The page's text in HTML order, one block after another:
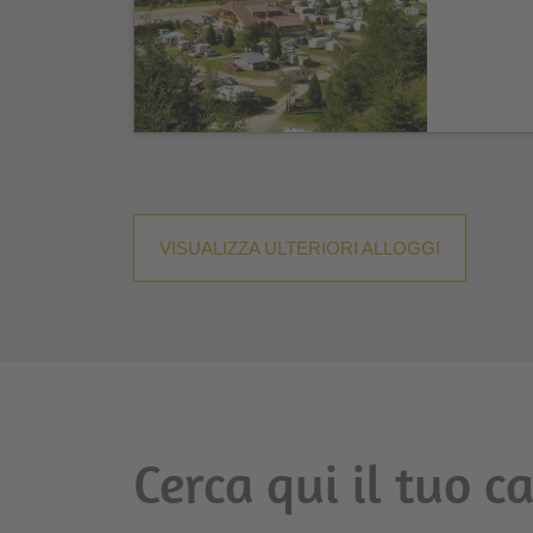
VISUALIZZA ULTERIORI ALLOGGI
Cerca qui il tuo